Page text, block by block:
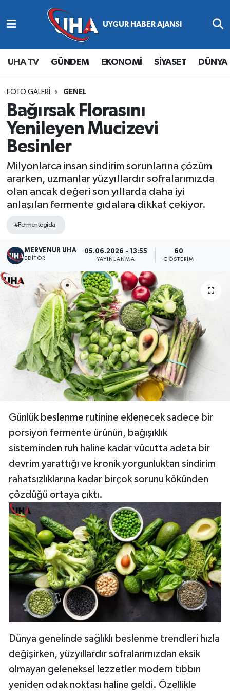
UHA TV GÜNDEM EKONOMİ SİYASET DÜNYA
FOTO GALERI GENEL
Bağırsak Florasını
Yenileyen Mucizevi
Besinler
Milyonlarca insan sindirim sorunlarına çözüm
ararken, uzmanlar yüzyıllardır sofralarımızda
olan ancak değeri son yıllarda daha iyi
anlaşılan fermente gıdalara dikkat çekiyor.
#Fermentegida
MERVENUR UHA
EDITÖR
05.06.2026 - 13:55
YAYINLANMA
60
GÖSTERIM
Günlük beslenme rutinine eklenecek sadece bir
porsiyon fermente ürünün, bağışıklık
sisteminden ruh haline kadar vücutta adeta bir
devrim yarattığı ve kronik yorgunluktan sindirim
rahatsızlıklarına kadar birçok sorunu kökünden
çözdüğü ortaya çıktı.
Dünya genelinde sağlıklı beslenme trendleri hızla
değişirken, yüzyıllardır sofralarımızdan eksik
olmayan geleneksel lezzetler modern tıbbın
yeniden odak noktası haline geldi. Özellikle
Abone Ol
Gündem
Ekonomi
Magazin
Siyaset
Spor
Yaşam
Nöbetçi Eczaneler
Hava Durumu
Namaz Vakitleri
Trafik Durumu
Süper Lig Puan Durumu ve Fikstür
Tüm Manşetler
Son Dakika Haberleri
Haber Arşivi